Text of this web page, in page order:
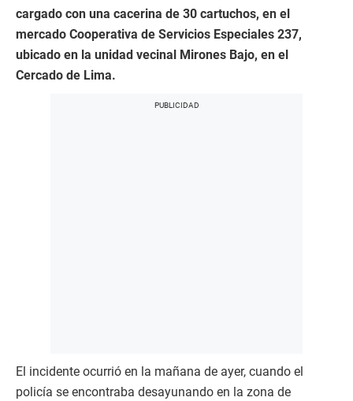
cargado con una cacerina de 30 cartuchos, en el
mercado Cooperativa de Servicios Especiales 237,
ubicado en la unidad vecinal Mirones Bajo, en el
Cercado de Lima.
El incidente ocurrió en la mañana de ayer, cuando el
policía se encontraba desayunando en la zona de